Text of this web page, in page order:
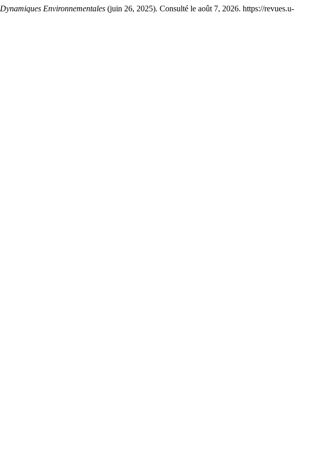
Dynamiques Environnementales (juin 26, 2025). Consulté le août 7, 2026. https://revues.u-